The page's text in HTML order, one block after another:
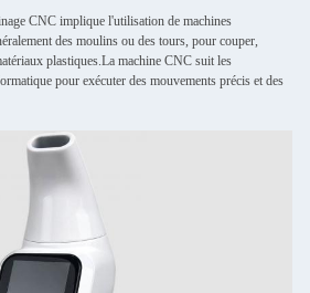
CNC implique l'utilisation de machines
des moulins ou des tours, pour couper,
plastiques.La machine CNC suit les
pour exécuter des mouvements précis et des